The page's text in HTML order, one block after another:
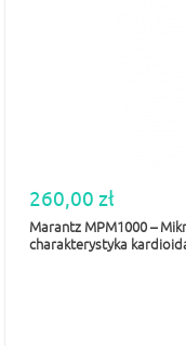
260,00 zł
Marantz MPM1000 –
charakterystyka